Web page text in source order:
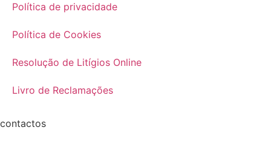
Política de privacidade
Política de Cookies
Resolução de Litígios Online
Livro de Reclamações
contactos